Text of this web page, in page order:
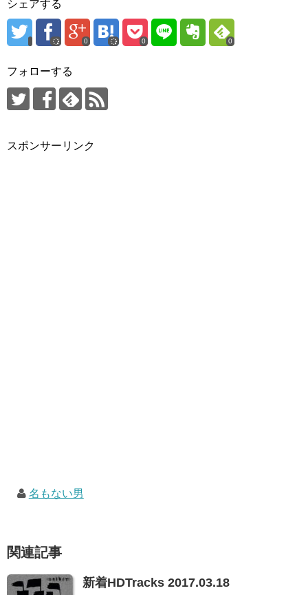
シェアする
0 0 0
フォローする
スポンサーリンク
名もない男
関連記事
新着HDTracks 2017.03.18